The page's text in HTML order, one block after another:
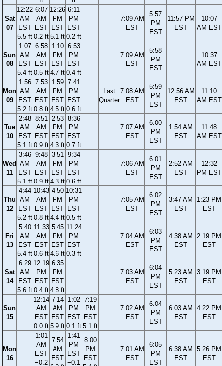
Sat
07
12:22
AM
EST
5.5 ft
6:07
AM
EST
0.2 ft
12:26
PM
EST
5.1 ft
6:11
PM
EST
0.2 ft
7:09 AM
EST
5:57
PM
EST
11:57 PM
EST
10:07
AM EST
Sun
08
1:07
AM
EST
5.4 ft
6:58
AM
EST
0.5 ft
1:10
PM
EST
4.7 ft
6:53
PM
EST
0.4 ft
7:09 AM
EST
5:58
PM
EST
10:37
AM EST
Mon
09
1:56
AM
EST
5.2 ft
7:53
AM
EST
0.8 ft
1:59
PM
EST
4.5 ft
7:41
PM
EST
0.6 ft
Last
Quarter
7:08 AM
EST
5:59
PM
EST
12:56 AM
EST
11:10
AM EST
Tue
10
2:48
AM
EST
5.1 ft
8:51
AM
EST
0.9 ft
2:53
PM
EST
4.3 ft
8:36
PM
EST
0.7 ft
7:07 AM
EST
6:00
PM
EST
1:54 AM
EST
11:48
AM EST
Wed
11
3:46
AM
EST
5.1 ft
9:48
AM
EST
0.9 ft
3:51
PM
EST
4.3 ft
9:34
PM
EST
0.6 ft
7:06 AM
EST
6:01
PM
EST
2:52 AM
EST
12:32
PM EST
Thu
12
4:44
AM
EST
5.2 ft
10:43
AM
EST
0.8 ft
4:50
PM
EST
4.4 ft
10:31
PM
EST
0.5 ft
7:05 AM
EST
6:02
PM
EST
3:47 AM
EST
1:23 PM
EST
Fri
13
5:40
AM
EST
5.4 ft
11:33
AM
EST
0.6 ft
5:45
PM
EST
4.6 ft
11:24
PM
EST
0.3 ft
7:04 AM
EST
6:03
PM
EST
4:38 AM
EST
2:19 PM
EST
Sat
14
6:29
AM
EST
5.6 ft
12:19
PM
EST
0.4 ft
6:35
PM
EST
4.8 ft
7:03 AM
EST
6:04
PM
EST
5:23 AM
EST
3:19 PM
EST
Sun
15
12:14
AM
EST
0.0 ft
7:14
AM
EST
5.9 ft
1:02
PM
EST
0.1 ft
7:19
PM
EST
5.1 ft
7:02 AM
EST
6:04
PM
EST
6:03 AM
EST
4:22 PM
EST
Mon
16
1:01
AM
EST
−0.2
7:54
AM
EST
1:41
PM
EST
−0.1
8:00
PM
EST
7:01 AM
EST
6:05
PM
EST
6:38 AM
EST
5:26 PM
EST